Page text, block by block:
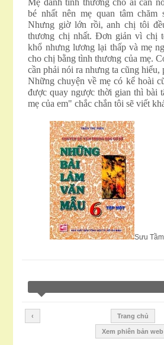
Mẹ dành tình thương cho ai cần
bé nhất nên mẹ quan tâm chăm
Nhưng giờ lớn rồi, anh chị tôi
thương chị nhất. Đơn giản vì chị
khổ nhưng lương lại thấp và mẹ
cho chị bằng tình thương của mẹ.
cần phải nói ra nhưng ta cũng hiểu,
Những chuyện về mẹ có kể hoài
được quay ngược thời gian thì bài
mẹ của em" chắc chắn tôi sẽ viết
Sưu
‹ Trang chủ
Xem phiên bản web